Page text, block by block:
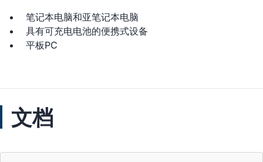
笔记本电脑和亚笔记本电脑
具有可充电电池的便携式设备
平板PC
文档